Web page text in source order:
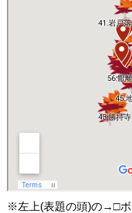
※左上(表題の頭)の→□ボ